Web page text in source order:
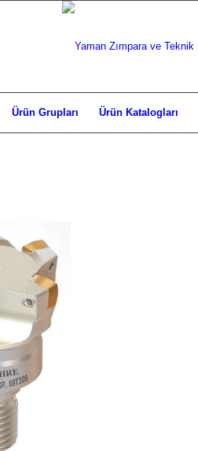
Ürün Grupları Ürün Katalogları